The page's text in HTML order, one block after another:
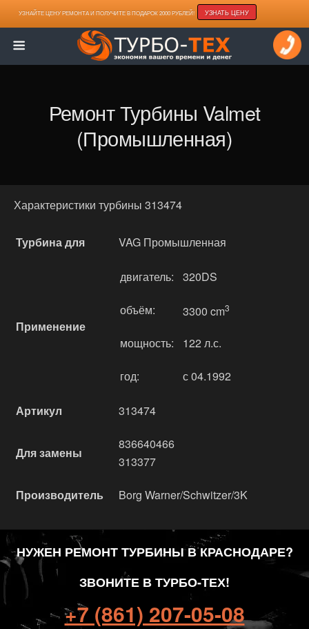
УЗНАЙТЕ ЦЕНУ РЕМОНТА И ПОЛУЧИТЕ В ПОДАРОК 2000 РУБЛЕЙ! УЗНАТЬ ЦЕНУ
Ремонт Турбины Valmet
(промышленная)
Характеристики турбины 313474
Турбина для VAG Промышленная
Применение
двигатель: 320DS
объём: 3300 cm3
мощность: 122 л.с.
год: с 04.1992
Артикул 313474
Для замены
836640466
313377
Производитель Borg Warner/Schwitzer/3K
НУЖЕН РЕМОНТ ТУРБИНЫ В КРАСНОДАРЕ?
ЗВОНИТЕ В ТУРБО-ТЕХ!
+7 (861) 207-05-08